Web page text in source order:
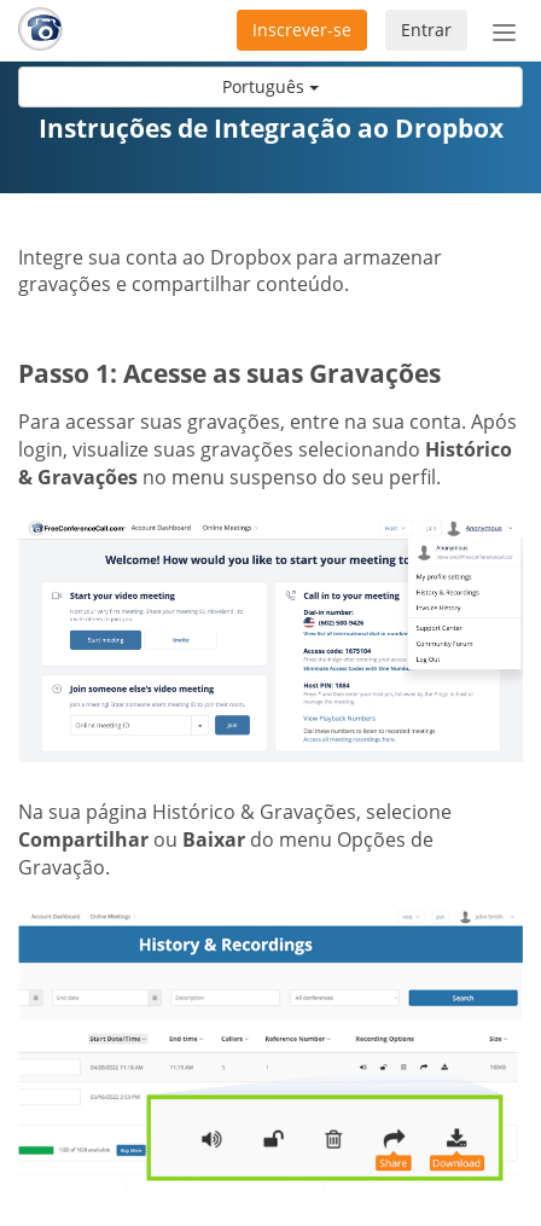
Português
Entrar
Inscrever-se
Instruções de Integração ao Dropbox
Integre sua conta ao Dropbox para armazenar
gravações e compartilhar conteúdo.
Passo 1: Acesse as suas Gravações
Para acessar suas gravações, entre na sua conta. Após
login, visualize suas gravações selecionando Histórico
& Gravações no menu suspenso do seu perfil.
Na sua página Histórico & Gravações, selecione
Compartilhar ou Baixar do menu Opções de
Gravação.